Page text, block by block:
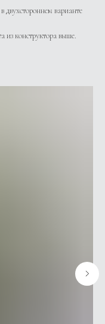
двухстороннем варианте
из конструктора выше.